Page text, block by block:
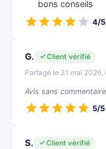
bons conseils
4/5
G.
Client vérifié
Partagé le 31 mai
Avis sans commentaire
5/5
S.
Client vérifié